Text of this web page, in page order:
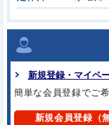
新規登録・マイペ
簡単な会員登録でご
新規会員登録（